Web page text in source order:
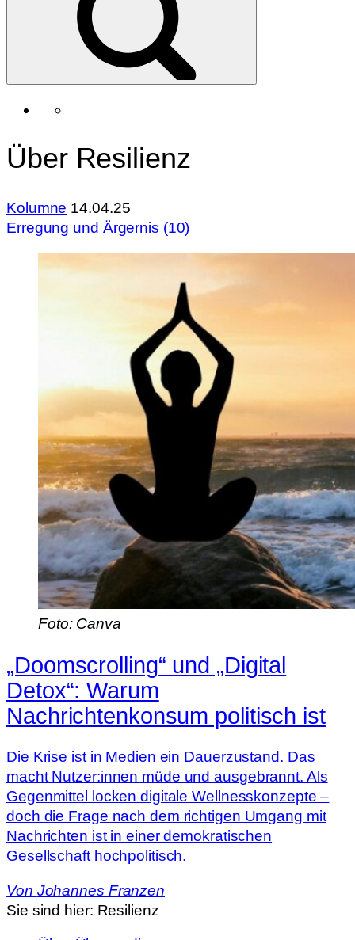
Über Resilienz
Kolumne 14.04.25
Erregung und Ärgernis (10)
Foto: Canva
„Doomscrolling“ und „Digital
Detox“: Warum
Nachrichtenkonsum politisch ist
Die Krise ist in Medien ein Dauerzustand. Das
macht Nutzer:innen müde und ausgebrannt. Als
Gegenmittel locken digitale Wellnesskonzepte –
doch die Frage nach dem richtigen Umgang mit
Nachrichten ist in einer demokratischen
Gesellschaft hochpolitisch.
Von Johannes Franzen
Sie sind hier: Resilienz